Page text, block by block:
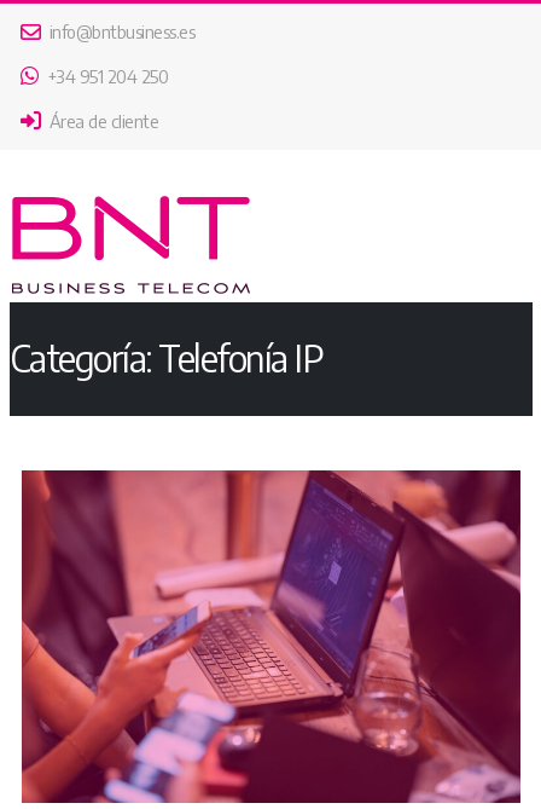
info@bntbusiness.es
+34 951 204 250
Área de cliente
Categoría:Telefonía IP